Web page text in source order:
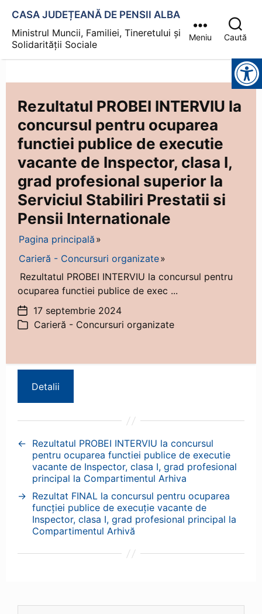
CASA JUDEȚEANĂ DE PENSII ALBA
Ministrul Muncii, Familiei, Tineretului și
Solidarității Sociale
Meniu Caută
Instrumente pentru accesibilitate
Rezultatul PROBEI INTERVIU la
concursul pentru ocuparea
functiei publice de executie
vacante de Inspector, clasa I,
grad profesional superior la
Serviciul Stabiliri Prestatii si
Pensii Internationale
Pagina principală
Carieră - Concursuri organizate
Rezultatul PROBEI INTERVIU la concursul pentru
ocuparea functiei publice de exec ...
Dată
articol
17 septembrie 2024
Categorii
Carieră - Concursuri organizate
Detalii
← Rezultatul PROBEI INTERVIU la concursul
pentru ocuparea functiei publice de executie
vacante de Inspector, clasa I, grad profesional
principal la Compartimentul Arhiva
→ Rezultat FINAL la concursul pentru ocuparea
funcției publice de execuție vacante de
Inspector, clasa I, grad profesional principal la
Compartimentul Arhivă